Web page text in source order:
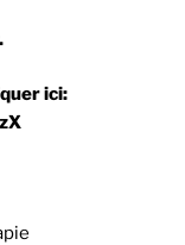
ici: